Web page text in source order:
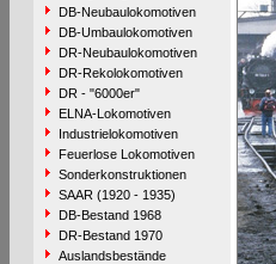
DB-Neubaulokomotiven
DB-Umbaulokomotiven
DR-Neubaulokomotiven
DR-Rekolokomotiven
DR - "6000er"
ELNA-Lokomotiven
Industrielokomotiven
Feuerlose Lokomotiven
Sonderkonstruktionen
SAAR (1920 - 1935)
DB-Bestand 1968
DR-Bestand 1970
Auslandsbestände